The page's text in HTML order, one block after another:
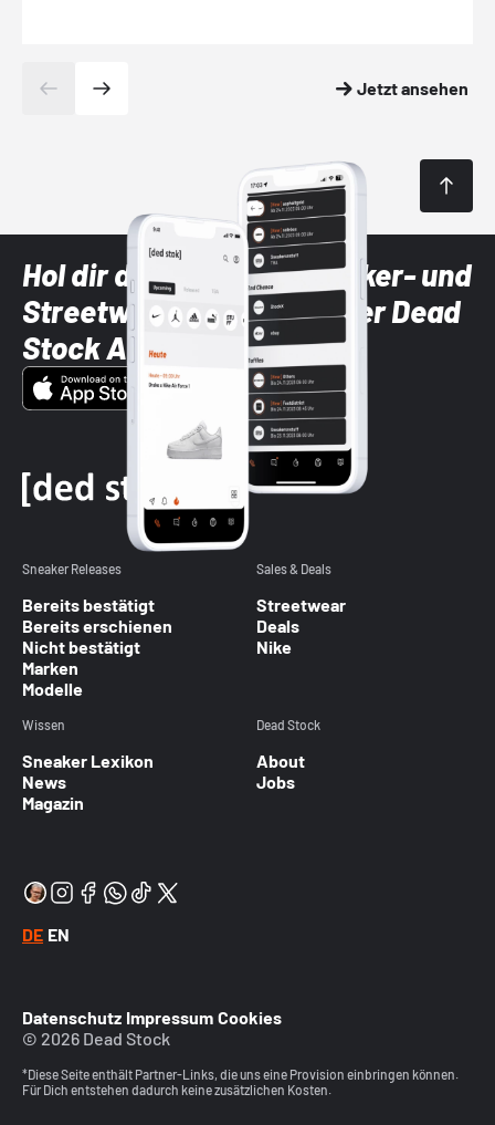
Jetzt ansehen
Hol dir die neuesten Sneaker- und
Streetwear-Brands mit der Dead
Stock App
Sneaker Releases
Bereits bestätigt
Bereits erschienen
Nicht bestätigt
Marken
Modelle
Sales & Deals
Streetwear
Deals
Nike
Wissen
Sneaker Lexikon
News
Magazin
Dead Stock
About
Jobs
DE EN
Datenschutz Impressum Cookies
© 2026 Dead Stock
*Diese Seite enthält Partner-Links, die uns eine Provision einbringen können.
Für Dich entstehen dadurch keine zusätzlichen Kosten.